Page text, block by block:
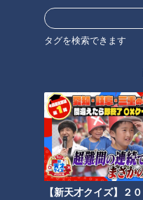
タグを検索できます
【新天才クイズ】２
33歳の“寝たきり社長” 視線と
スが広がると知ってもらいた
い」 障害者の可能性を広げる
きの最新技術